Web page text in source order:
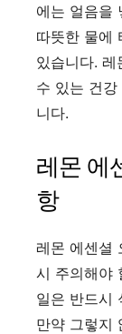
에는 얼음을
따뜻한 물에
있습니다. 레
수 있는 건
니다.
레몬 에
항
레몬 에센셜
시 주의해야
일은 반드시
만약 그렇지